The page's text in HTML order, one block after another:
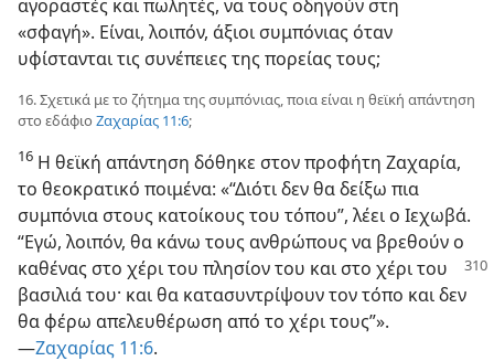
αγοραστές και πωλητές, να τους οδηγούν στη
«σφαγή». Είναι, λοιπόν, άξιοι συμπόνιας όταν
υφίστανται τις συνέπειες της πορείας τους;
16. Σχετικά με το ζήτημα της συμπόνιας, ποια είναι η θεϊκή απάντηση
στο εδάφιο Ζαχαρίας 11:6;
16 Η θεϊκή απάντηση δόθηκε στον προφήτη Ζαχαρία,
το θεοκρατικό ποιμένα: «“Διότι δεν θα δείξω πια
συμπόνια στους κατοίκους του τόπου”, λέει ο Ιεχωβά.
“Εγώ, λοιπόν, θα κάνω τους ανθρώπους να βρεθούν ο
καθένας στο χέρι του πλησίον του και στο χέρι του
βασιλιά του· και θα κατασυντρίψουν τον τόπο και δεν
θα φέρω απελευθέρωση από το χέρι τους”».​
—⁠Ζαχαρίας 11:6.